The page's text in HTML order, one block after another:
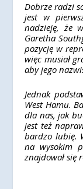
Dobrze radzi
jest w
nadzieję, że
Garetha
pozycję w
więc musiał
aby jego
Jednak
West Hamu.
dla nas, jak
jest też
bardzo lubię.
na wysokim
znajdował się